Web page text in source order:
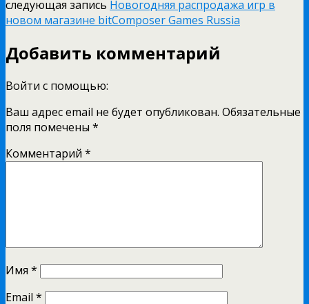
следующая запись Новогодняя распродажа игр в
новом магазине bitComposer Games Russia
Добавить комментарий
Войти с помощью:
Ваш адрес email не будет опубликован. Обязательные
поля помечены *
Комментарий *
Имя *
Email *